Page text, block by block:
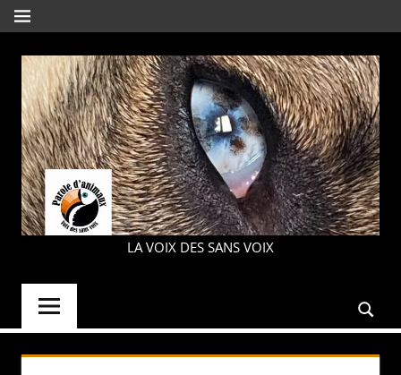
Aller
au
contenu
MENU
PAROLE
LA VOIX DES SANS VOIX